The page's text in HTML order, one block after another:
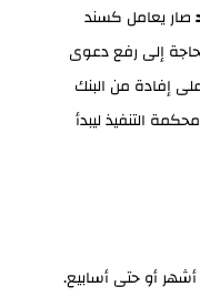
صار يعامل كسند
إلى رفع دعوى
إفادة من البنك
التنفيذ ليبدأ
أو حتى أسابيع.